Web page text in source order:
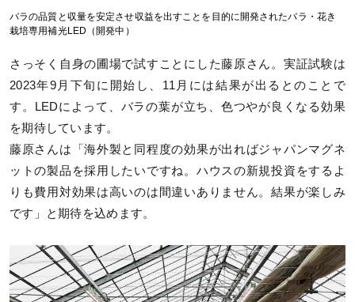
バラの品質と収量を安定させ収益を出すことを目的に開発されたバラ・花き
栽培専用補光LED（開発中）
さっそく自身の圃場で試すことにした藤原さん。実証試験は
2023年9月下旬に開始し、11月には結果が出るとのことで
す。LEDによって、バラの葉が立ち、色つやが良くなる効果
を期待しています。
藤原さんは「海外製と同程度の効果が出ればジャパンマグネ
ットの製品を採用したいですね。ハウスの新規投資をするよ
りも費用対効果は高いのは間違いありません。結果が楽しみ
です」と期待を込めます。